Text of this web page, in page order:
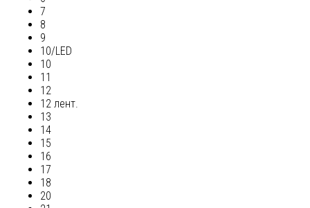
7
8
9
10/LED
10
11
12
12 лент.
13
14
15
16
17
18
20